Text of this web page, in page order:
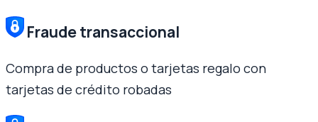
Fraude transaccional
Compra de productos o tarjetas regalo con
tarjetas de crédito robadas